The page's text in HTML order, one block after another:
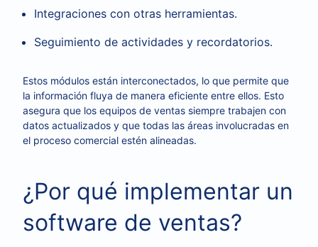
Integraciones con otras herramientas.
Seguimiento de actividades y recordatorios.
Estos módulos están interconectados, lo que permite que
la información fluya de manera eficiente entre ellos. Esto
asegura que los equipos de ventas siempre trabajen con
datos actualizados y que todas las áreas involucradas en
el proceso comercial estén alineadas.
¿Por qué implementar un
software de ventas?